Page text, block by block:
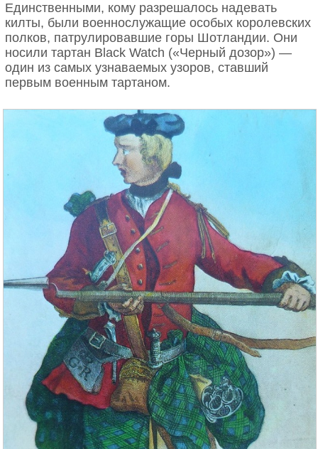
Единственными, кому разрешалось надевать
килты, были военнослужащие особых королевских
полков, патрулировавшие горы Шотландии. Они
носили тартан Black Watch («Черный дозор») —
один из самых узнаваемых узоров, ставший
первым военным тартаном.